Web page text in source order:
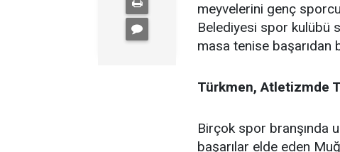
meyvelerini genç
Belediyesi spor kulübü
masa tenise başarıdan
Türkmen, Atletizmde
Birçok spor branşında
başarılar elde eden